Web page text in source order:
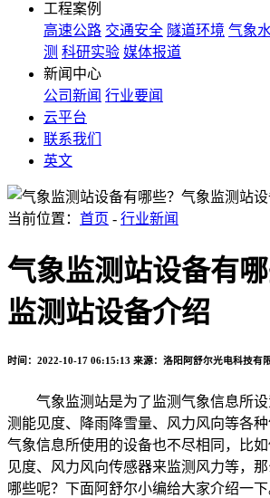
工程案例
高速公路 交通安全 隧道环境 气象
测 科研实验 媒体报道
新闻中心
公司新闻 行业要闻
云平台
联系我们
英文
当前位置： 首页 - 行业新闻
气象监测站设备有
监测站设备介绍
时间：2022-10-17 06:15:13 来源：洛阳阿舒尔光电科技有
气象监测站是为了监测气象信息所设
测能见度、降雨降雪量、风力风向等各
气象信息所使用的设备也不尽相同，比
见度、风力风向传感器来监测风力等，
哪些呢？下面阿舒尔小编给大家介绍一下